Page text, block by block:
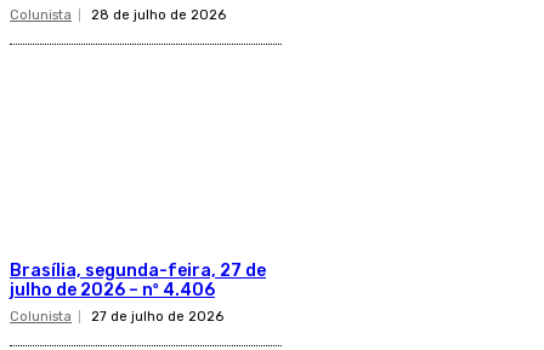
Colunista 28 de julho de 2026
Brasília, segunda-feira, 27 de
julho de 2026 – nº 4.406
Colunista 27 de julho de 2026